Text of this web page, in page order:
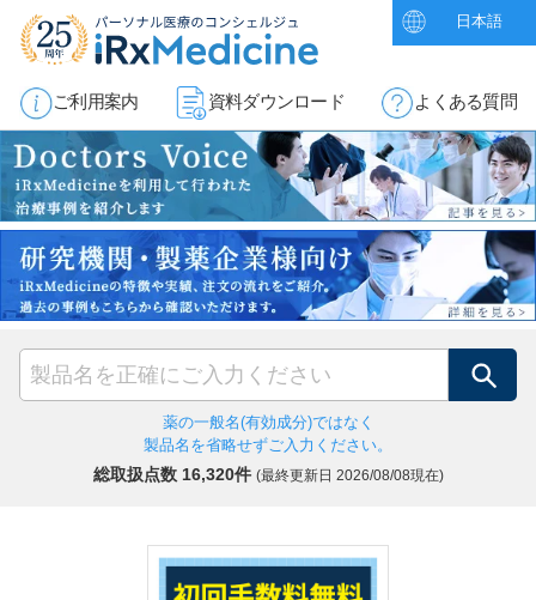
日本語
ご利用案内 資料ダウンロード よくある質問
検索
薬の一般名(有効成分)ではなく
製品名を省略せずご入力ください。
総取扱点数 16,320件 (最終更新日 2026/08/08現在)